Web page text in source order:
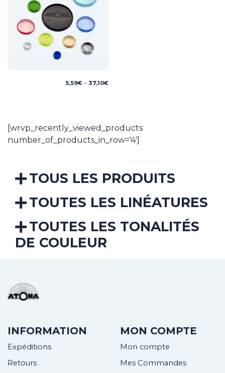
5,59€ – 37,10€Price
[wrvp_recently_viewed_products
number_of_products_in_row='4']
TOUS LES PRODUITS
TOUTES LES LINÉATURES
TOUTES LES TONALITÉS
DE COULEUR
INFORMATION
Expéditions
Retours
MON COMPTE
Mon compte
Mes Commandes